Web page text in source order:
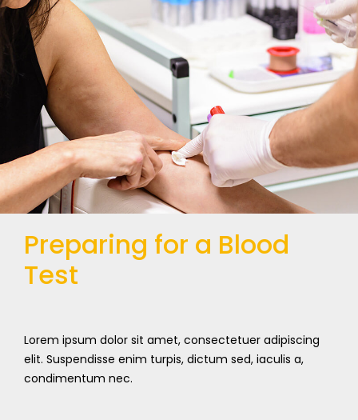
Preparing for a Blood
Test
Lorem ipsum dolor sit amet, consectetuer adipiscing
elit. Suspendisse enim turpis, dictum sed, iaculis a,
condimentum nec.